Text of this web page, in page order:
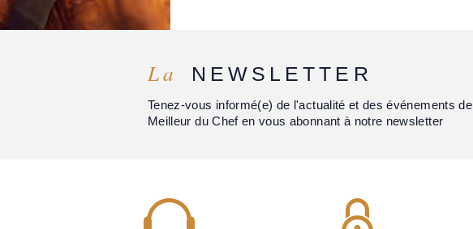
La NEWSLETTER
Tenez-vous informé(e) de l'actualité et des événements de
Meilleur du Chef en vous abonnant à notre newsletter